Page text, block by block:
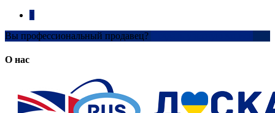
Вы профессиональный продавец?
О нас